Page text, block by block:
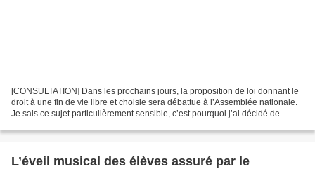
[CONSULTATION] Dans les prochains jours, la proposition de loi donnant le
droit à une fin de vie libre et choisie sera débattue à l’Assemblée nationale.
Je sais ce sujet particulièrement sensible, c’est pourquoi j’ai décidé de
L’éveil musical des élèves assuré par le